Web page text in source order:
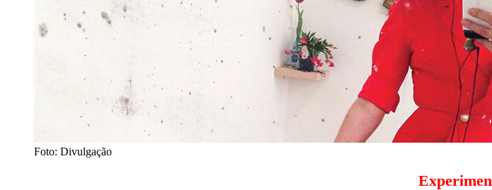
Foto: Divulgação